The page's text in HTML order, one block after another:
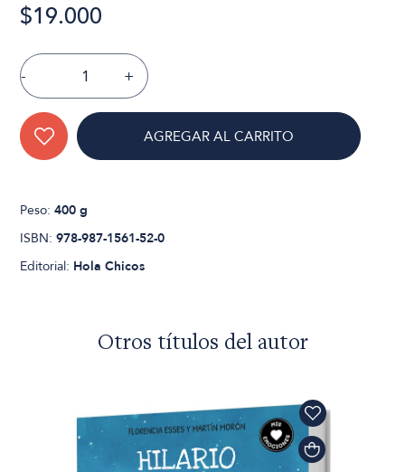
$19.000
- +
AGREGAR AL CARRITO
Peso:400 g
ISBN:978-987-1561-52-0
Editorial: Hola Chicos
Otros títulos del autor